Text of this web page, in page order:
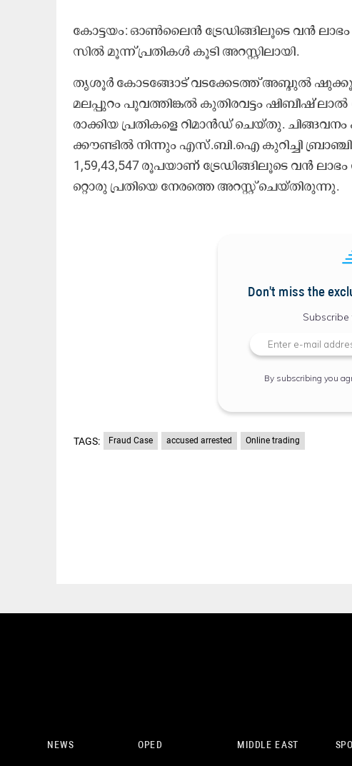
കോ​ട്ട​യം: ഓ​ൺ​ലൈ​ൻ ട്രേ​ഡി​ങ്ങി​ലൂ​ടെ വ​ൻ ലാ​ഭം
സി​ൽ മൂ​ന്ന്​ പ്ര​തി​ക​ൾ കൂ​ടി അ​റ​സ്റ്റി​ലാ​യി.
തൃ​ശൂ​ർ കോ​ട​ങ്ങോ​ട് വ​ട​ക്കേ​ട​ത്ത് അ​ബ്ദു​ൽ ഷു​ക്കൂ​ർ
മ​ല​പ്പു​റം പൂ​വ​ത്തി​ങ്ക​ൽ കു​തി​ര​വ​ട്ടം ഷി​ബീ​ഷ്
രാ​ക്കി​യ പ്ര​തി​ക​ളെ റി​മാ​ൻ​ഡ് ചെ​യ്തു.
ക്കൗ​ണ്ടി​ൽ നി​ന്നും എ​സ്.​ബി.​ഐ കു​റി​ച്ചി
1,59,43,547 രൂ​പ​യാ​ണ്​ ട്രേ​ഡി​ങ്ങി​ലൂ​ടെ വ​ൻ
റ്റൊ​രു പ്ര​തി​യെ നേ​ര​ത്തെ അ​റ​സ്റ്റ് ചെ​യ്തി​രു​ന്നു.
Don't miss the
By subscribing you
TAGS: Fraud Case accused arrested Online trading
NEWS OPED MIDDLE EAST